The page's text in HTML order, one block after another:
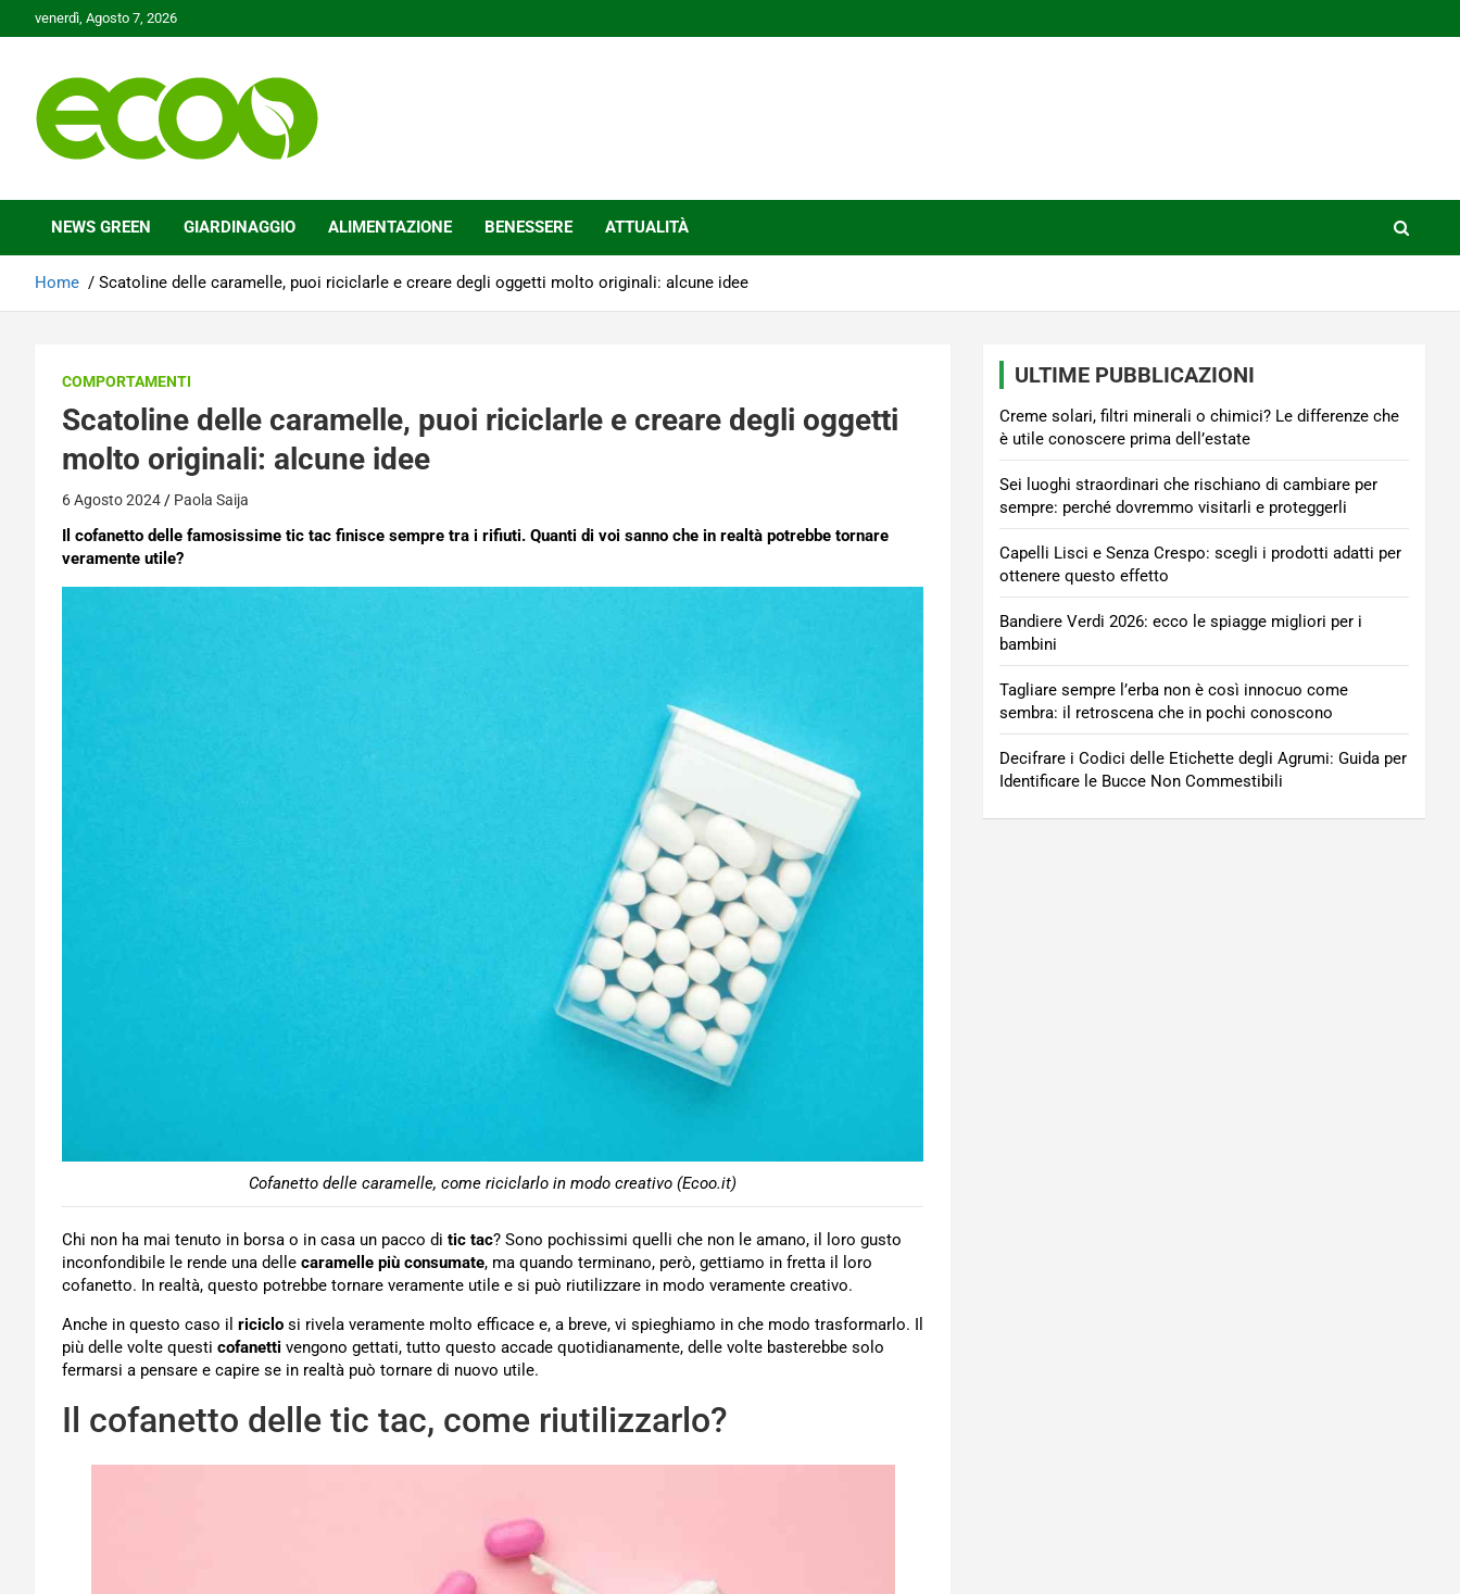
to
venerdì, Agosto 7, 2026
Ecoo.it
NEWS GREEN GIARDINAGGIO ALIMENTAZIONE BENESSERE ATTUALITÀ
Home Scatoline delle caramelle, puoi riciclarle e creare degli oggetti molto originali: alcune idee
COMPORTAMENTI
Scatoline delle caramelle, puoi riciclarle e creare degli oggetti
molto originali: alcune idee
6 Agosto 2024 Paola Saija
Il cofanetto delle famosissime tic tac finisce sempre tra i rifiuti. Quanti di voi sanno che in realtà potrebbe tornare
veramente utile?
Cofanetto delle caramelle, come riciclarlo in modo creativo (Ecoo.it)
Chi non ha mai tenuto in borsa o in casa un pacco di tic tac? Sono pochissimi quelli che non le amano, il loro gusto
inconfondibile le rende una delle caramelle più consumate, ma quando terminano, però, gettiamo in fretta il loro
cofanetto. In realtà, questo potrebbe tornare veramente utile e si può riutilizzare in modo veramente creativo.
Anche in questo caso il riciclo si rivela veramente molto efficace e, a breve, vi spieghiamo in che modo trasformarlo. Il
più delle volte questi cofanetti vengono gettati, tutto questo accade quotidianamente, delle volte basterebbe solo
fermarsi a pensare e capire se in realtà può tornare di nuovo utile.
Il cofanetto delle tic tac, come riutilizzarlo?
ULTIME PUBBLICAZIONI
Creme solari, filtri minerali o chimici? Le differenze che
è utile conoscere prima dell’estate
Sei luoghi straordinari che rischiano di cambiare per
sempre: perché dovremmo visitarli e proteggerli
Capelli Lisci e Senza Crespo: scegli i prodotti adatti per
ottenere questo effetto
Bandiere Verdi 2026: ecco le spiagge migliori per i
bambini
Tagliare sempre l’erba non è così innocuo come
sembra: il retroscena che in pochi conoscono
Decifrare i Codici delle Etichette degli Agrumi: Guida per
Identificare le Bucce Non Commestibili